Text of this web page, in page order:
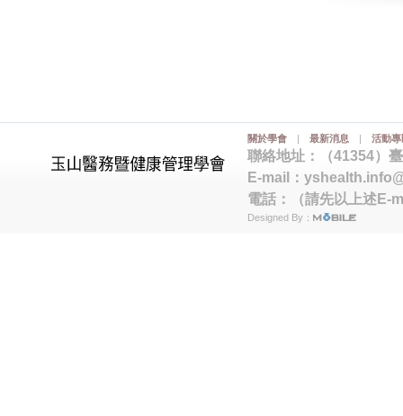
關於學會 | 最新消息 | 活動專
聯絡地址：（41354）
E-mail：
電話：（請先以上述E-
Designed By：